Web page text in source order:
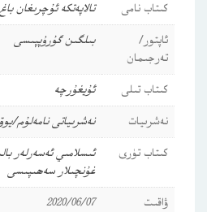
كىتاب نامى
تالاپەتكە ئۇچرىغان
ئاپتور/
تەرجىمان
بىلگىن گۇرۇپپىسى
كىتاب تىلى
ئۇيغۇرچە
نەشرىيات
نەشرىياتى نامەلۇم/
كىتاب تۈرى
ئىسلامىي ئەسەرلەر
غۇنچىلار سەھىپىسى
ۋاقىت
2020/06/07